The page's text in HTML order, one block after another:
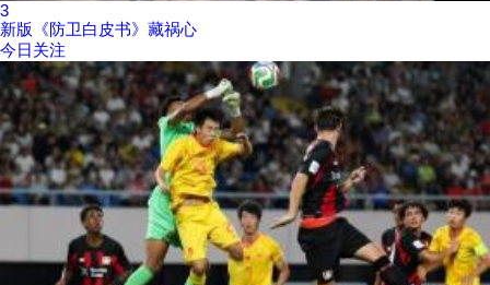
3
新版《防卫白皮书》藏祸心
今日关注